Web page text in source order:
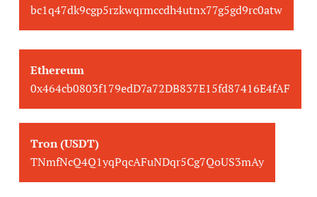
bc1q47dk9cgp5rzkwqrmccdh4utnx77g5gd9rc0atw
Ethereum
0x464cb0803f179edD7a72DB837E15fd87416E4fAF
Tron (USDT)
TNmfNcQ4Q1yqPqcAFuNDqr5Cg7QoUS3mAy